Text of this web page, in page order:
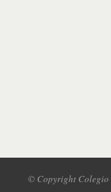
© Copyright Colegio